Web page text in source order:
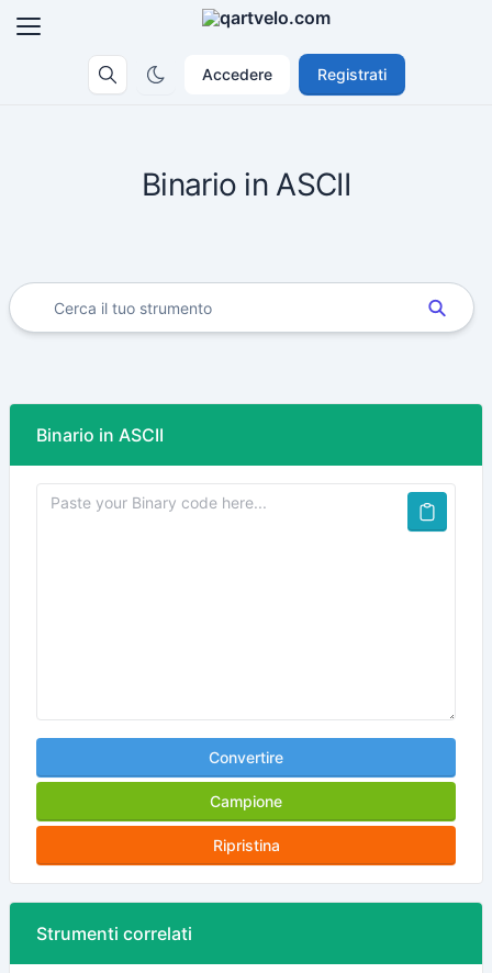
Accedere Registrati
Binario in ASCII
Binario in ASCII
Convertire
Campione
Ripristina
Strumenti correlati